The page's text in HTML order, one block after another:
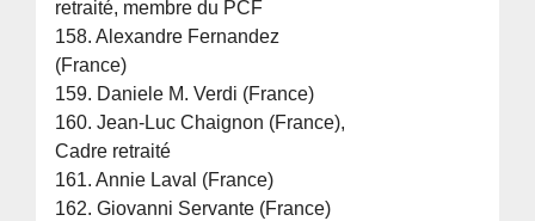
retraité, membre du PCF
158. Alexandre Fernandez
(France)
159. Daniele M. Verdi (France)
160. Jean-Luc Chaignon (France),
Cadre retraité
161. Annie Laval (France)
162. Giovanni Servante (France)